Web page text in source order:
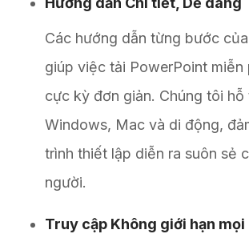
Các hướng dẫn từng bước
giúp việc tải PowerPoint miễn
cực kỳ đơn giản. Chúng tôi
Windows, Mac và di động,
trình thiết lập diễn ra suôn sẻ
người.
Truy cập Không giới hạn mọi